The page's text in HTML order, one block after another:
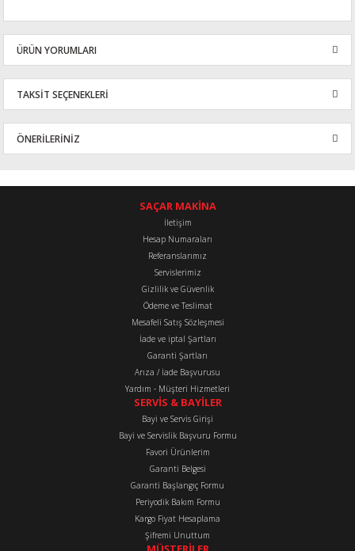
ÜRÜN YORUMLARI
Bu ürüne ilk yorumu siz yapın!
TAKSİT SEÇENEKLERİ
ÖNERİLERİNİZ
konularda yetersiz gördüğünüz noktaları öneri formunu kullanarak
Görüş ve önerileriniz için teşekkür ederiz.
Ürün resmi kalitesiz, bozuk veya görüntülenemiyor.
Ürün bilgilerinde hatalar bulunuyor.
Ürün fiyatı diğer sitelerden daha pahalı.
Bu ürüne benzer farklı alternatifler olmalı.
Gönder
SAÇAR MAKİNA
İletişim
Hesap Numaraları
Referanslarımız
Servislerimiz
Gizlilik ve Güvenlik
Ödeme ve Teslimat
Mesafeli Satış Sözleşmesi
İade ve iptal Şartları
Garanti Şartları
Arıza / İade Başvurusu
Yardım - Müşteri Hizmetleri
SERVİS & BAYİLER
Bayi ve Servis Girişi
Bayi ve Servislik Başvuru Formu
Favori Ürünlerim
Garanti Belgesi
Garanti Başlangıç Formu
Periyodik Bakım Formu
Kargo Fiyat Hesaplama
Şifremi Unuttum